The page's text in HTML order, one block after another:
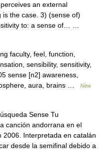
an external
the case. 3) (sense of)
to: a sense of… …
faculty, feel, function,
sensibility, sensitivity,
sense [n2] awareness,
aura, brains …
New
Sense Tu
canción andorrana en el
2006. Interpretada en catalán
desde la semifinal debido a